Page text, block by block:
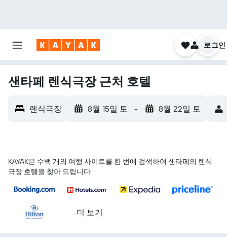
로그인
샌타페 렌식극장 근처 호텔
렌식극장 8월 15일 토 - 8월 22일 토
KAYAK은 수백 개의 여행 사이트를 한 번에 검색하여 샌타페의 렌식
극장 호텔을 찾아 드립니다
...더 보기